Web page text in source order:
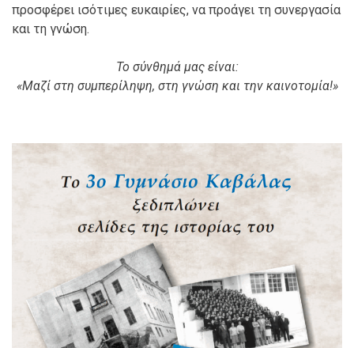
προσφέρει ισότιμες ευκαιρίες, να προάγει τη συνεργασία
και τη γνώση.
Το σύνθημά μας είναι:
«Μαζί στη συμπερίληψη, στη γνώση και την καινοτομία!»